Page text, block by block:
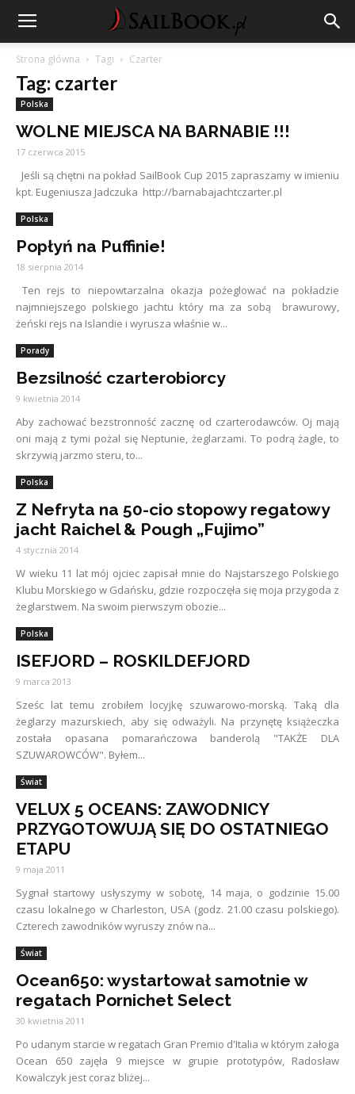
Strona główna Tagi Czarter
Tag: czarter
Polska
WOLNE MIEJSCA NA BARNABIE !!!
17 czerwca 2015
Jeśli są chętni na pokład SailBook Cup 2015 zapraszamy w imieniu
kpt. Eugeniusza Jadczuka http://barnabajachtczarter.pl
Polska
Popłyń na Puffinie!
18 sierpnia 2014
Ten rejs to niepowtarzalna okazja pożeglować na pokładzie
najmniejszego polskiego jachtu który ma za sobą brawurowy,
żeński rejs na Islandie i wyrusza właśnie w...
Porady
Bezsilność czarterobiorcy
9 kwietnia 2014
Aby zachować bezstronność zacznę od czarterodawców. Oj mają
oni mają z tymi pożal się Neptunie, żeglarzami. To podrą żagle, to
skrzywią jarzmo steru, to...
Polska
Z Nefryta na 50-cio stopowy regatowy
jacht Raichel & Pough „Fujimo”
4 stycznia 2014
W wieku 11 lat mój ojciec zapisał mnie do Najstarszego Polskiego
Klubu Morskiego w Gdańsku, gdzie rozpoczęła się moja przygoda z
żeglarstwem. Na swoim pierwszym obozie...
Polska
ISEFJORD – ROSKILDEFJORD
9 marca 2013
Sześc lat temu zrobiłem locyjkę szuwarowo-morską. Taką dla
żeglarzy mazurskiech, aby się odważyli. Na przynętę książeczka
została opasana pomarańczowa banderolą "TAKŻE DLA
SZUWAROWCÓW". Byłem...
Świat
VELUX 5 OCEANS: ZAWODNICY
PRZYGOTOWUJĄ SIĘ DO OSTATNIEGO
ETAPU
9 maja 2011
Sygnał startowy usłyszymy w sobotę, 14 maja, o godzinie 15.00
czasu lokalnego w Charleston, USA (godz. 21.00 czasu polskiego).
Czterech zawodników wyruszy znów na...
Świat
Ocean650: wystartował samotnie w
regatach Pornichet Select
30 kwietnia 2011
Po udanym starcie w regatach Gran Premio d'Italia w którym załoga
Ocean 650 zajęła 9 miejsce w grupie prototypów, Radosław
Kowalczyk jest coraz bliżej...